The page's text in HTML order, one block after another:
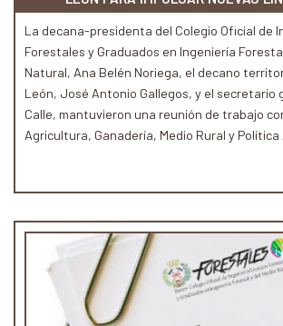
La decana-presidenta del Colegio Oficial de
Forestales y Graduados en Ingeniería
Natural, Ana Belén Noriega, el decano
León, José Antonio Gallegos, y el secretario
Calle, mantuvieron una reunión de trabajo
Agricultura, Ganadería, Medio Rural y
nuevas vías de colaboración entre ambas
ámbitos estratégicos para el medio rural y el